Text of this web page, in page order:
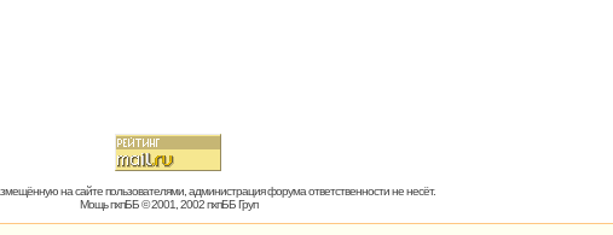
на сайте пользователями, администрация форума ответственности не несёт.
Мощь пхпББ © 2001, 2002 пхпББ Груп